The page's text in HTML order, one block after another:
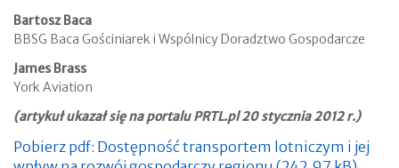
Bartosz Baca
BBSG Baca Gościniarek i Wspólnicy Doradztwo Gospodarcze
James Brass
York Aviation
(artykuł ukazał się na portalu PRTL.pl 20 stycznia 2012 r.)
Pobierz pdf: Dostępność transportem lotniczym i jej